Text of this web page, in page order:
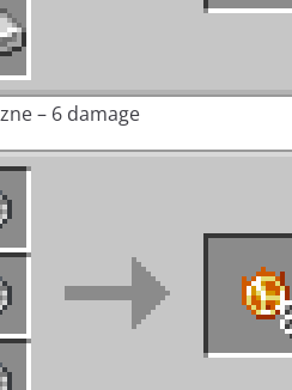
– 6 damage